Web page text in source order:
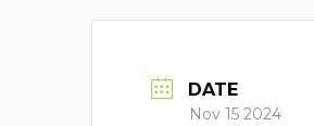
DATE
Nov 15 2024